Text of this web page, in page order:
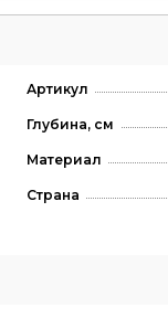
Артикул
Глубина, см
Материал
Страна